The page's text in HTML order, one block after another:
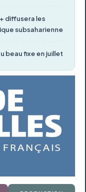
diffusera les
subsaharienne
beau fixe en juillet